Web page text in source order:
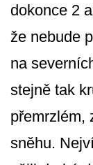
dokonce 2
že nebude
na
stejně tak
přemrzlém,
sněhu.